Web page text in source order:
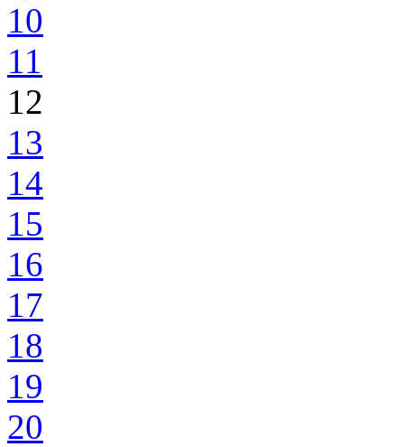
10
11
12
13
14
15
16
17
18
19
20